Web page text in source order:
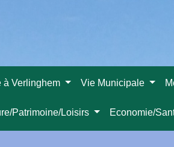
à Verlinghem Vie Municipale
Patrimoine/Loisirs Economie/